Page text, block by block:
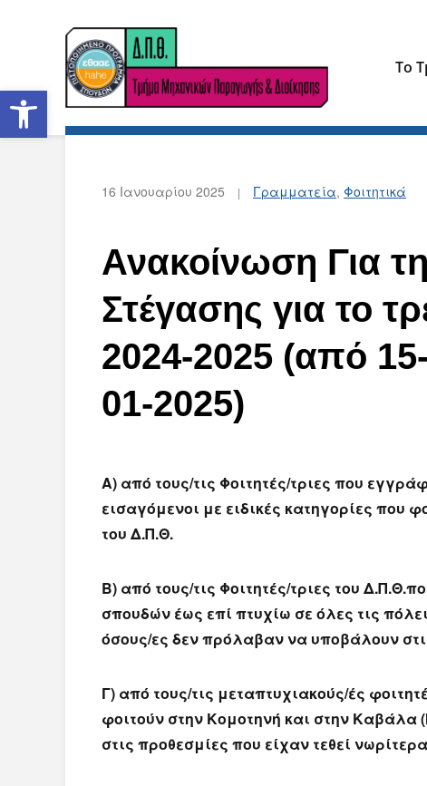
Ανοίξτε τη γραμμή εργαλείων
Το
16 Ιανουαρίου 2025 Γραμματεία, Φοιτητικά
Ανακοίνωση Για
Στέγασης για το
2024-2025 (από
01-2025)
Α) από τους/τις Φοιτητές/τριες που
εισαγόμενοι με ειδικές κατηγορίες που
του Δ.Π.Θ.
Β) από τους/τις Φοιτητές/τριες του Δ.Π.Θ.
σπουδών έως επί πτυχίω σε όλες τις
όσους/ες δεν πρόλαβαν να υποβάλουν
Γ) από τους/τις μεταπτυχιακούς/ές
φοιτούν στην Κομοτηνή και στην
στις προθεσμίες που είχαν τεθεί